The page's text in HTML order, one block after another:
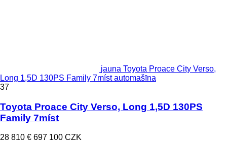
jauna Toyota Proace City Verso,
Long 1,5D 130PS Family 7míst automašīna
37
Toyota Proace City Verso, Long 1,5D 130PS
Family 7míst
28 810 € 697 100 CZK